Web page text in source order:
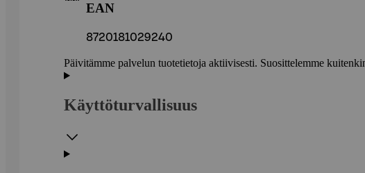
EAN
8720181029240
Päivitämme palvelun tuotetietoja aktiivisesti. Suosittelemme
Käyttöturvallisuus